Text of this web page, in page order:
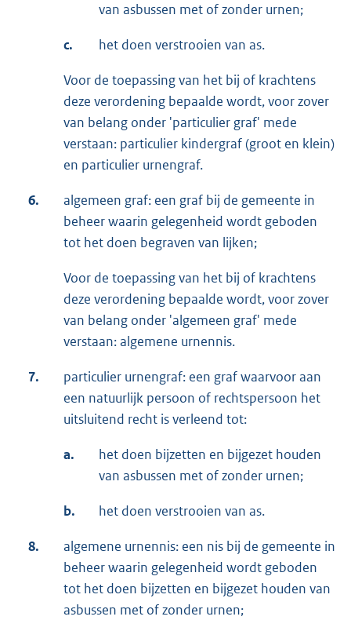
van asbussen met of zonder urnen;
c. het doen verstrooien van as.
Voor de toepassing van het bij of krachtens
deze verordening bepaalde wordt, voor zover
van belang onder 'particulier graf' mede
verstaan: particulier kindergraf (groot en klein)
en particulier urnengraf.
6.
algemeen graf: een graf bij de gemeente in
beheer waarin gelegenheid wordt geboden
tot het doen begraven van lijken;
Voor de toepassing van het bij of krachtens
deze verordening bepaalde wordt, voor zover
van belang onder 'algemeen graf' mede
verstaan: algemene urnennis.
7.
particulier urnengraf: een graf waarvoor aan
een natuurlijk persoon of rechtspersoon het
uitsluitend recht is verleend tot:
a.
het doen bijzetten en bijgezet houden
van asbussen met of zonder urnen;
b. het doen verstrooien van as.
8.
algemene urnennis: een nis bij de gemeente in
beheer waarin gelegenheid wordt geboden
tot het doen bijzetten en bijgezet houden van
asbussen met of zonder urnen;